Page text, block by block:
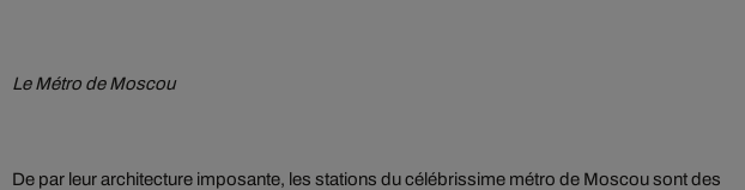
Le Métro de Moscou
De par leur architecture imposante, les stations du célébrissime métro de Moscou sont des